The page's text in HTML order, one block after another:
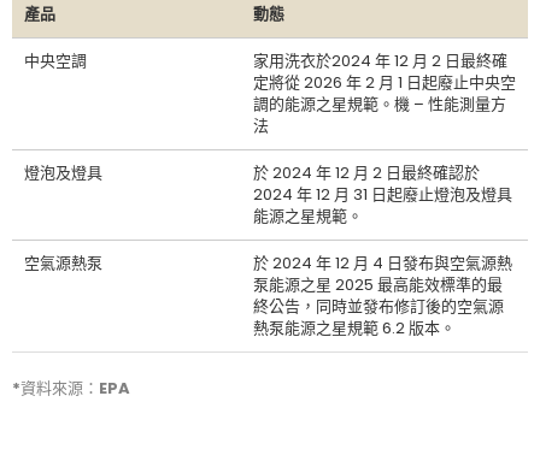
產品 動態
中央空調
家用洗衣於2024 年 12 月 2 日最終確
定將從 2026 年 2 月 1 日起廢止中央空
調的能源之星規範。機 – 性能測量方
法
燈泡及燈具
於 2024 年 12 月 2 日最終確認於
2024 年 12 月 31 日起廢止燈泡及燈具
能源之星規範。
空氣源熱泵
於 2024 年 12 月 4 日發布與空氣源熱
泵能源之星 2025 最高能效標準的最
終公告，同時並發布修訂後的空氣源
熱泵能源之星規範 6.2 版本。
*資料來源：EPA